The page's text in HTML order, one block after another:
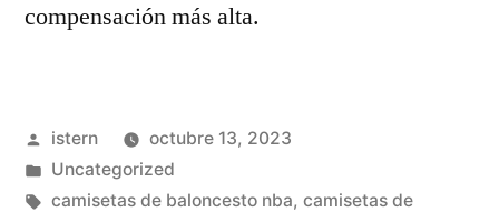
compensación más alta.
Publicado
por
istern
octubre 13, 2023
Publicado
en
Uncategorized
Etiquetas:
camisetas de baloncesto nba, camisetas de